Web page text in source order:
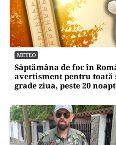
METEO
Săptămâna de foc în
avertisment pentru toată
grade ziua, peste 20